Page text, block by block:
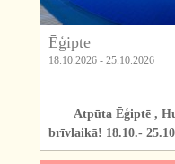
Ēģipte
18.10.2026 - 25.10.2026
Atpūta Ēģiptē ,
brīvlaikā! 18.10.-